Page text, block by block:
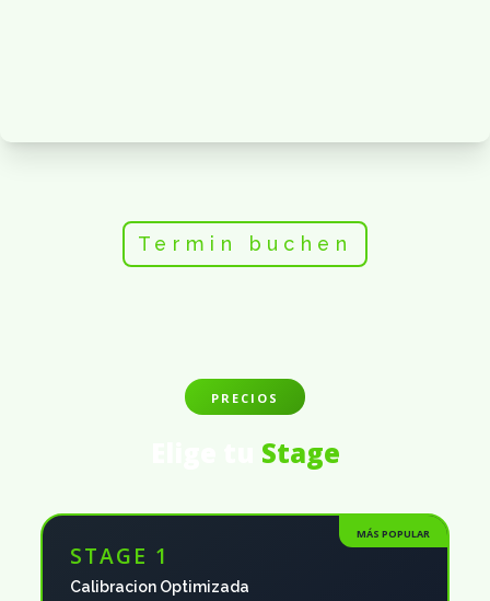
Termin buchen
PRECIOS
Stage
MÁS POPULAR
STAGE 1
Calibracion Optimizada